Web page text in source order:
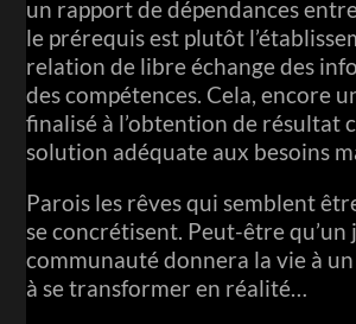
un rapport de dépendances
le prérequis est plutôt
relation de libre échange des
des compétences. Cela, encore
finalisé à l’obtention de résultat
solution adéquate aux besoins
Parois les rêves qui semblent
se concrétisent. Peut-être qu’un
communauté donnera la vie à
à se transformer en réalité…